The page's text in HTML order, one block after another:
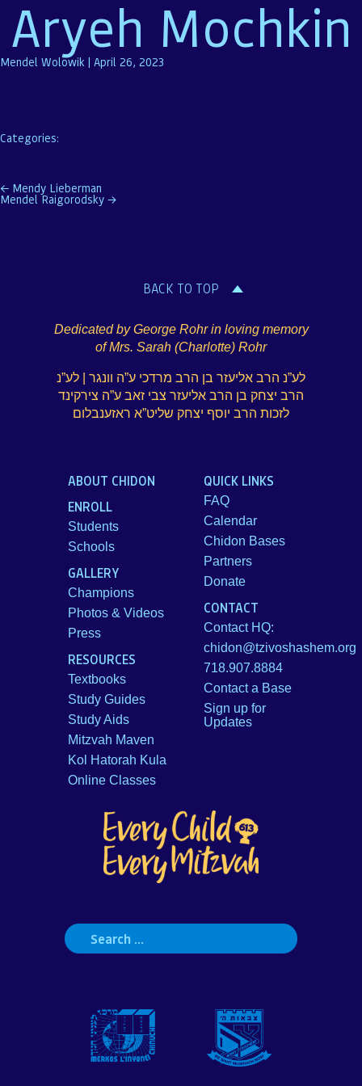
Aryeh Mochkin
Mendel Wolowik | April 26, 2023
Categories:
Post
← Mendy Lieberman
Mendel Raigorodsky →
BACK TO TOP
Dedicated by George Rohr in loving memory
of Mrs. Sarah (Charlotte) Rohr
לע”נ הרב אליעזר בן הרב מרדכי ע”ה וונגר | לע”נ
הרב יצחק בן הרב אליעזר צבי זאב ע”ה צירקינד
לזכות הרב יוסף יצחק שליט”א ראזענבלום
Search
for:
ABOUT CHIDON
ENROLL
Students
Schools
GALLERY
Champions
Photos & Videos
Press
RESOURCES
Textbooks
Study Guides
Study Aids
Mitzvah Maven
Kol Hatorah Kula
Online Classes
QUICK LINKS
FAQ
Calendar
Chidon Bases
Partners
Donate
CONTACT
Contact HQ:
chidon@tzivoshashem.org
718.907.8884
Contact a Base
Sign up for
Updates